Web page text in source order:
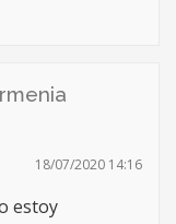
18/07/2020 14:16
estoy